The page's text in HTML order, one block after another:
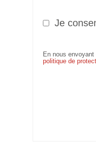
Je
En nous
politique de